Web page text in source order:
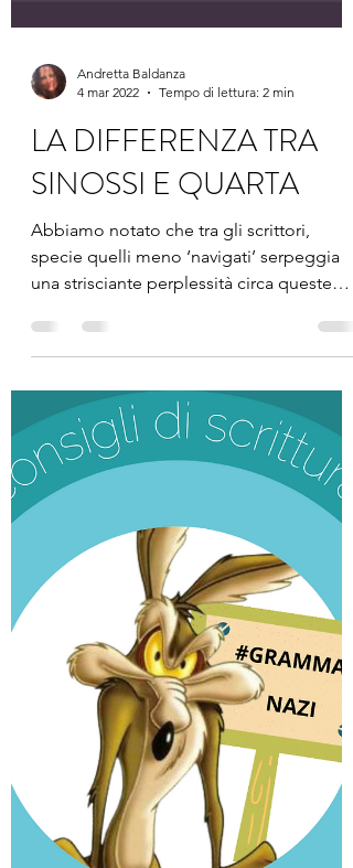
Andretta Baldanza
4 mar 2022
Tempo di lettura: 2 min
LA DIFFERENZA TRA
SINOSSI E QUARTA
specie quelli meno ‘navigati’ serpeggia
una strisciante perplessità circa queste
due misteriose...